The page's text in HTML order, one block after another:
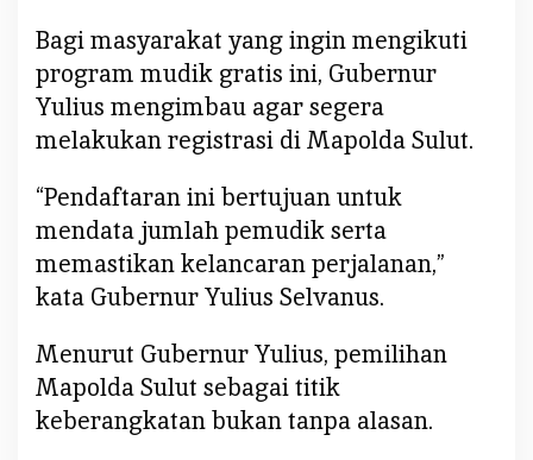
Bagi masyarakat yang ingin mengikuti
program mudik gratis ini, Gubernur
Yulius mengimbau agar segera
melakukan registrasi di Mapolda Sulut.
“Pendaftaran ini bertujuan untuk
mendata jumlah pemudik serta
memastikan kelancaran perjalanan,”
kata Gubernur Yulius Selvanus.
Menurut Gubernur Yulius, pemilihan
Mapolda Sulut sebagai titik
keberangkatan bukan tanpa alasan.